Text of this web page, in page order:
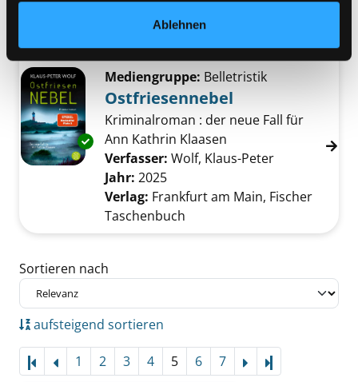
Ablehnen
wandernden Inseln
Exemplar-Details von Ostfriesennebel
Mediengruppe: Belletristik
Ostfriesennebel
Kriminalroman : der neue Fall für
Ann Kathrin Klaasen
Verfasser: Wolf, Klaus-Peter
Jahr: 2025
Verlag: Frankfurt am Main, Fischer
Taschenbuch
Zu den Suchfiltern springen
Sortieren nach
aufsteigend sortieren
1 2 3 4 5 6 7